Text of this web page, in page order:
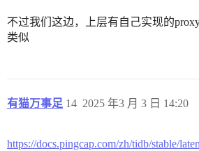
不过我们这边，上层有自己实现的
类似
有猫万事足 2025 年3 月 3 日 14:20
14
https://docs.pingcap.com/zh/tidb/stable/